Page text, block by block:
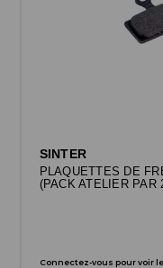
SINTER
PLAQUETTES DE
(PACK ATELIER PAR
Connectez-vous pour voir